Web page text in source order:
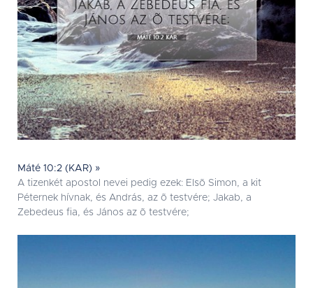
Máté 10:2 (KAR) »
A tizenkét apostol nevei pedig ezek: Elsõ Simon, a kit
Péternek hívnak, és András, az õ testvére; Jakab, a
Zebedeus fia, és János az õ testvére;